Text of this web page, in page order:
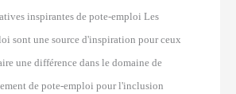
inspirantes de pote-emploi Les
sont une source d'inspiration pour ceux
une différence dans le domaine de
de pote-emploi pour l'inclusion